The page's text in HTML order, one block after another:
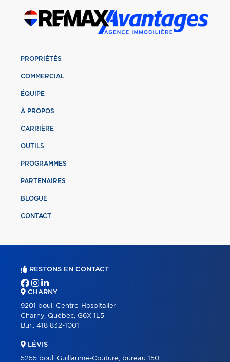
PROPRIÉTÉS
COMMERCIAL
ÉQUIPE
À PROPOS
CARRIÈRE
OUTILS
PROGRAMMES
PARTENAIRES
BLOGUE
CONTACT
RESTONS EN CONTACT
CHARNY
9201 boul. Centre-Hospitalier
Charny, Québec, G6X 1L5
Bur.: 418 832-1001
LÉVIS
5255 boul. Guillaume-Couture, bureau 150